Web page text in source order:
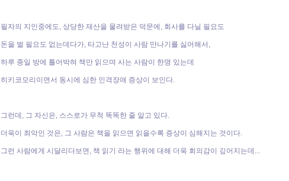
필자의 지인중에도, 상당한 재산을 물려받은 덕문에, 회사를 다닐 필요도
돈을 벌 필요도 없는데다가, 타고난 천성이 사람 만나기를 싫어해서,
하루 종일 방에 틀어박혀 책만 읽으며 사는 사람이 한명 있는데
히키코모리이면서 동시에 심한 인격장애 증상이 보인다.
그런데, 그 자신은, 스스로가 무척 똑똑한 줄 알고 있다.
더욱이 최악인 것은, 그 사람은 책을 읽으면 읽을수록 증상이 심해지는 것이다.
그런 사람에게 시달리다보면, 책 읽기 라는 행위에 대해 더욱 회의감이 깊어지는데...